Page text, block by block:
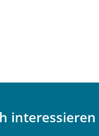
interessieren